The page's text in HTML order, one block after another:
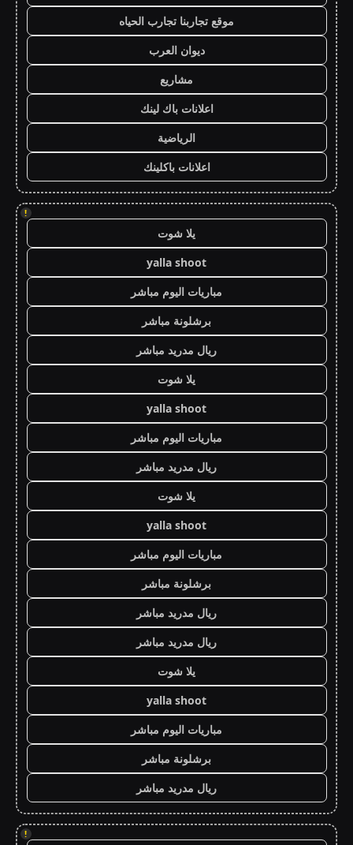
موقع تجاربنا تجارب الحياه
ديوان العرب
مشاريع
اعلانات باك لينك
الرياضية
اعلانات باكلينك
!
يلا شوت
yalla shoot
مباريات اليوم مباشر
برشلونة مباشر
ريال مدريد مباشر
يلا شوت
yalla shoot
مباريات اليوم مباشر
ريال مدريد مباشر
يلا شوت
yalla shoot
مباريات اليوم مباشر
برشلونة مباشر
ريال مدريد مباشر
ريال مدريد مباشر
يلا شوت
yalla shoot
مباريات اليوم مباشر
برشلونة مباشر
ريال مدريد مباشر
!